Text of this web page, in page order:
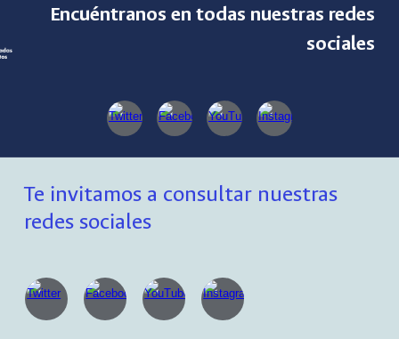
Encuéntranos en todas nuestras redes
sociales
Te invitamos a consultar nuestras
redes sociales